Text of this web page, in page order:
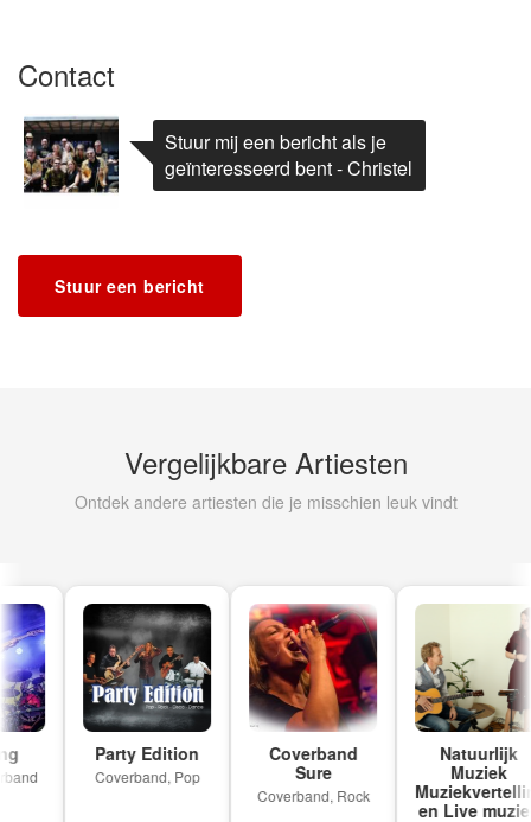
Contact
Stuur mij een bericht als je
geïnteresseerd bent - Christel
Stuur een bericht
Vergelijkbare Artiesten
Ontdek andere artiesten die je misschien leuk vindt
Party Edition
Coverband, Pop
Coverband
Sure
Coverband, Rock
Natuurlijk
Muziek
en Live muziek